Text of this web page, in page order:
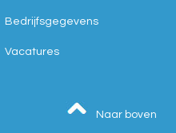
Bedrijfsgegevens
Vacatures
Naar boven